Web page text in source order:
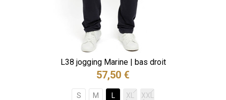
grands, parfaits pour le sport, le week-end ou la maison.
L38 jogging Marine | bas droit
57,50 €
S M L XL XXL